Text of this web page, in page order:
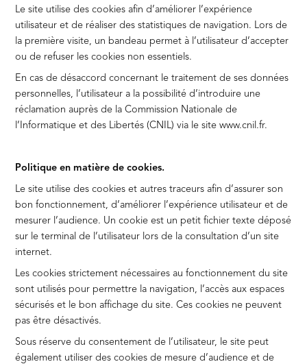
Le site utilise des cookies afin d’améliorer l’expérience
utilisateur et de réaliser des statistiques de navigation. Lors de
la première visite, un bandeau permet à l’utilisateur d’accepter
ou de refuser les cookies non essentiels.
En cas de désaccord concernant le traitement de ses données
personnelles, l’utilisateur a la possibilité d’introduire une
réclamation auprès de la Commission Nationale de
l’Informatique et des Libertés (CNIL) via le site www.cnil.fr.
Politique en matière de cookies.
Le site utilise des cookies et autres traceurs afin d’assurer son
bon fonctionnement, d’améliorer l’expérience utilisateur et de
mesurer l’audience. Un cookie est un petit fichier texte déposé
sur le terminal de l’utilisateur lors de la consultation d’un site
internet.
Les cookies strictement nécessaires au fonctionnement du site
sont utilisés pour permettre la navigation, l’accès aux espaces
sécurisés et le bon affichage du site. Ces cookies ne peuvent
pas être désactivés.
Sous réserve du consentement de l’utilisateur, le site peut
également utiliser des cookies de mesure d’audience et de